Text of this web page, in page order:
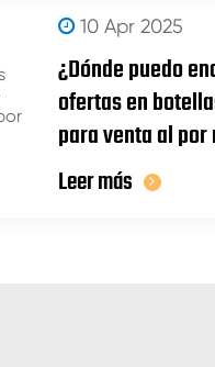
10 Apr 2025
¿Dónde puedo
ofertas en
para venta al
Leer más